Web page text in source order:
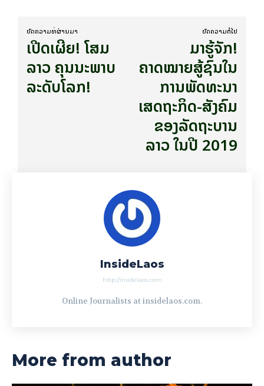
ບົດ​ຄວາມ​ທີ່​ຜ່ານ​ມາ
ເປີດ​ເຜີ​ຍ! ໂສມ​
ລາວ ຄຸນນະພາບ
ລະດັບໂລກ!
ບົດ​ຄວາມ​ຕໍ່​ໄປ
​ມາ​ຮູ້ຈັກ!​
ຄາດໝາຍສູ້ຊົນໃນ
ການພັດທະນາ
ເສດຖະກິດ-ສັງຄົມ
​ຂອງລັດຖະບານ
ລາວ ​ໃນປີ 2019
InsideLaos
http://insidelaos.com
Online Journalists at insidelaos.com.
More from author